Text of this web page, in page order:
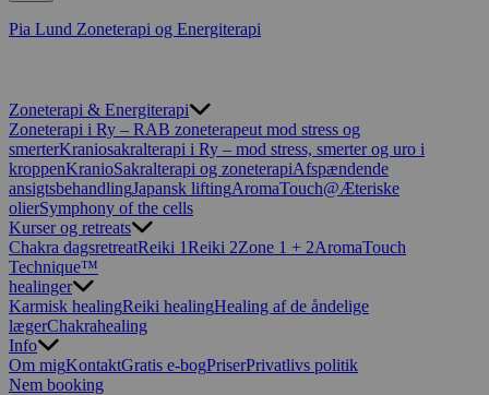
Pia Lund Zoneterapi og Energiterapi
Zoneterapi & Energiterapi
Zoneterapi i Ry – RAB zoneterapeut mod stress og
smerterKraniosakralterapi i Ry – mod stress, smerter og uro i
kroppenKranioSakralterapi og zoneterapiAfspændende
ansigtsbehandlingJapansk liftingAromaTouch@Æteriske
olierSymphony of the cells
Kurser og retreats
Chakra dagsretreatReiki 1Reiki 2Zone 1 + 2AromaTouch
Technique™
healinger
Karmisk healingReiki healingHealing af de åndelige
lægerChakrahealing
Info
Om migKontaktGratis e-bogPriserPrivatlivs politik
Nem booking